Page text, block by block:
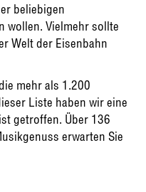
beliebigen
wollen. Vielmehr sollte
Welt der Eisenbahn
mehr als 1.200
Liste haben wir eine
getroffen. Über 136
erwarten Sie